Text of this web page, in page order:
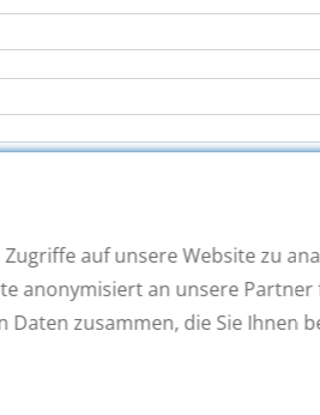
der offenen Kontaktanfrage gespeichert
auf unsere Website zu
anonymisiert an unsere
Daten zusammen, die Sie